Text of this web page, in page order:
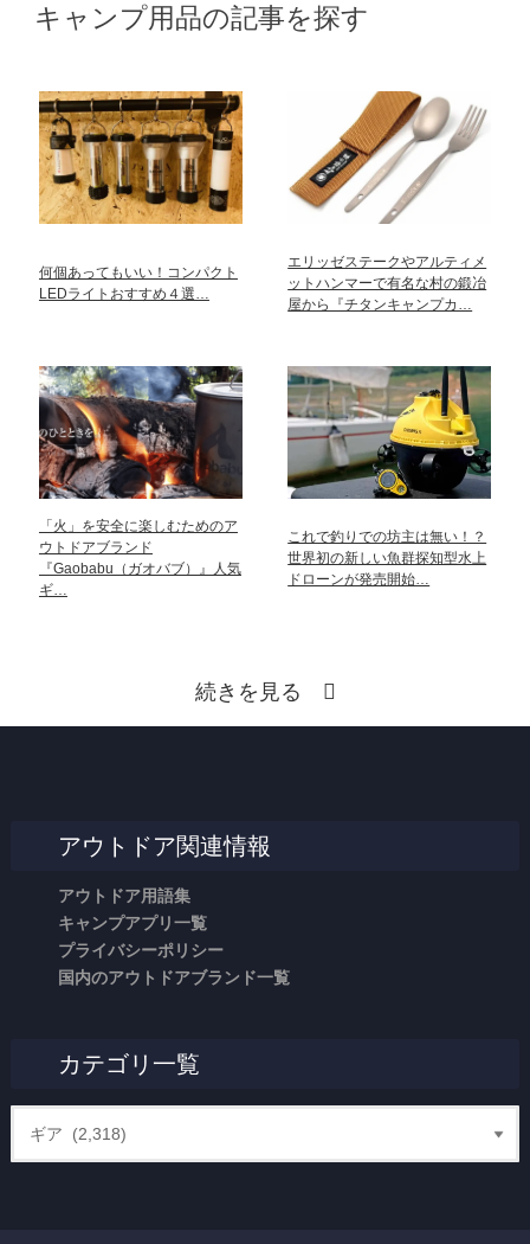
キャンプ用品の記事を探す
何個あってもいい！コンパクト
LEDライトおすすめ４選…
エリッゼステークやアルティメ
ットハンマーで有名な村の鍛冶
屋から『チタンキャンプカ…
「火」を安全に楽しむためのア
ウトドアブランド
『Gaobabu（ガオバブ）』人気
ギ…
これで釣りでの坊主は無い！？
世界初の新しい魚群探知型水上
ドローンが発売開始…
続きを見る
アウトドア関連情報
アウトドア用語集
キャンプアプリ一覧
プライバシーポリシー
国内のアウトドアブランド一覧
カテゴリ一覧